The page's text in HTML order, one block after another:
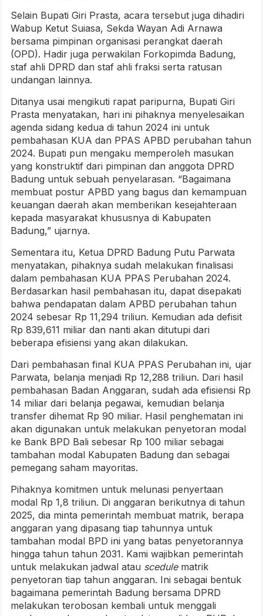
Selain Bupati Giri Prasta, acara tersebut juga dihadiri
Wabup Ketut Suiasa, Sekda Wayan Adi Arnawa
bersama pimpinan organisasi perangkat daerah
(OPD). Hadir juga perwakilan Forkopimda Badung,
staf ahli DPRD dan staf ahli fraksi serta ratusan
undangan lainnya.
Ditanya usai mengikuti rapat paripurna, Bupati Giri
Prasta menyatakan, hari ini pihaknya menyelesaikan
agenda sidang kedua di tahun 2024 ini untuk
pembahasan KUA dan PPAS APBD perubahan tahun
2024. Bupati pun mengaku memperoleh masukan
yang konstruktif dari pimpinan dan anggota DPRD
Badung untuk sebuah penyelarasan. “Bagaimana
membuat postur APBD yang bagus dan kemampuan
keuangan daerah akan memberikan kesejahteraan
kepada masyarakat khususnya di Kabupaten
Badung,” ujarnya.
Sementara itu, Ketua DPRD Badung Putu Parwata
menyatakan, pihaknya sudah melakukan finalisasi
dalam pembahasan KUA PPAS Perubahan 2024.
Berdasarkan hasil pembahasan itu, dapat disepakati
bahwa pendapatan dalam APBD perubahan tahun
2024 sebesar Rp 11,294 triliun. Kemudian ada defisit
Rp 839,611 miliar dan nanti akan ditutupi dari
beberapa efisiensi yang akan dilakukan.
Dari pembahasan final KUA PPAS Perubahan ini, ujar
Parwata, belanja menjadi Rp 12,288 triliun. Dari hasil
pembahasan Badan Anggaran, sudah ada efisiensi Rp
14 miliar dari belanja pegawai, kemudian belanja
transfer dihemat Rp 90 miliar. Hasil penghematan ini
akan digunakan untuk melakukan penyetoran modal
ke Bank BPD Bali sebesar Rp 100 miliar sebagai
tambahan modal Kabupaten Badung dan sebagai
pemegang saham mayoritas.
Pihaknya komitmen untuk melunasi penyertaan
modal Rp 1,8 triliun. Di anggaran berikutnya di tahun
2025, dia minta pemerintah membuat matrik, berapa
anggaran yang dipasang tiap tahunnya untuk
tambahan modal BPD ini yang batas penyetorannya
hingga tahun tahun 2031. Kami wajibkan pemerintah
untuk melakukan jadwal atau scedulematrik
penyetoran tiap tahun anggaran. Ini sebagai bentuk
bagaimana pemerintah Badung bersama DPRD
melakukan terobosan kembali untuk menggali